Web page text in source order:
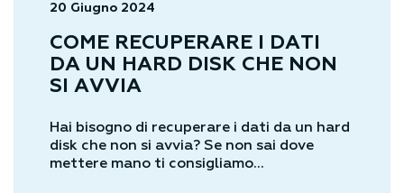
20 Giugno 2024
COME RECUPERARE I DATI
DA UN HARD DISK CHE NON
SI AVVIA
Hai bisogno di recuperare i dati da un hard
disk che non si avvia? Se non sai dove
mettere mano ti consigliamo...